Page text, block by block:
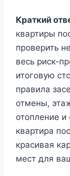
Краткий
квартиры
проверить
весь риск-
итоговую
правила
отмены,
отопление
квартира
красивая
мест для